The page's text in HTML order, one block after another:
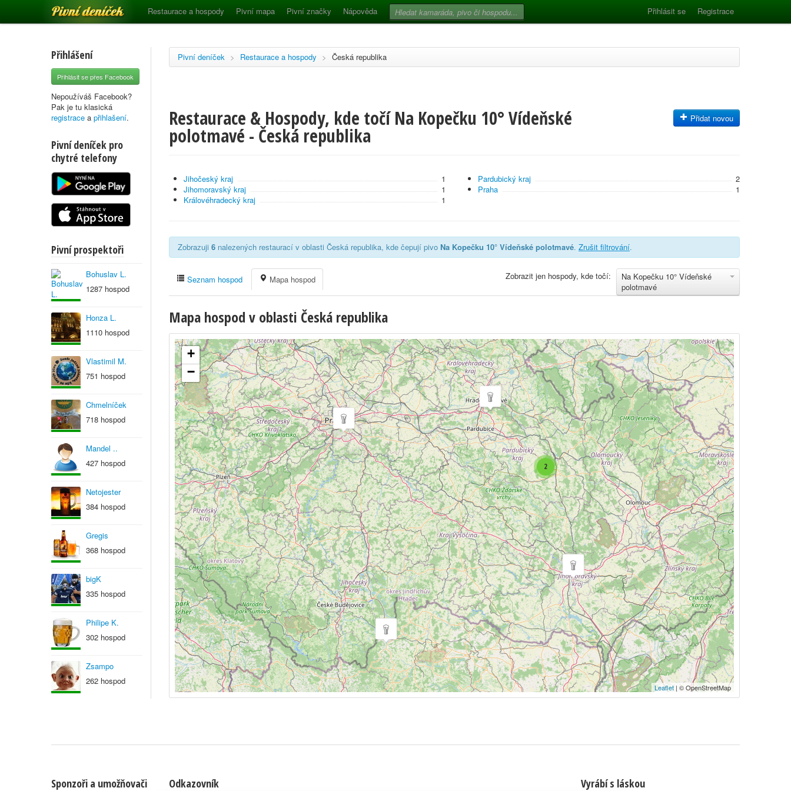
Pivní deníček Restaurace a hospody Pivní mapa Pivní značky Nápověda Přihlásit se Registrace
Přihlášení
Přihlásit se přes Facebook
Nepoužíváš Facebook?
Pak je tu klasická
registrace a přihlašení.
Pivní deníček pro
chytré telefony
Pivní prospektoři
Bohuslav L.
1287 hospod
Honza L.
1110 hospod
Vlastimil M.
751 hospod
Chmelníček
718 hospod
Mandel ..
427 hospod
Netojester
384 hospod
Gregis
368 hospod
bigK
335 hospod
Philipe K.
302 hospod
Zsampo
262 hospod
Pivní deníček > Restaurace a hospody > Česká republika
Restaurace & Hospody, kde točí Na Kopečku 10° Vídeňské
polotmavé - Česká republika
Přidat novou
Jihočeský kraj
1
Jihomoravský kraj
1
Královéhradecký kraj
1
Pardubický kraj
2
Praha
1
Zobrazuji 6 nalezených restaurací v oblasti Česká republika, kde čepují pivo Na Kopečku 10° Vídeňské polotmavé. Zrušit filtrování.
Na Kopečku 10° Vídeňské
polotmavé
Zobrazit jen hospody, kde točí:
Seznam hospod Mapa hospod
Mapa hospod v oblasti Česká republika
2
+
−
Leaflet | © OpenStreetMap
Sponzoři a umožňovači Odkazovník Vyrábí s láskou